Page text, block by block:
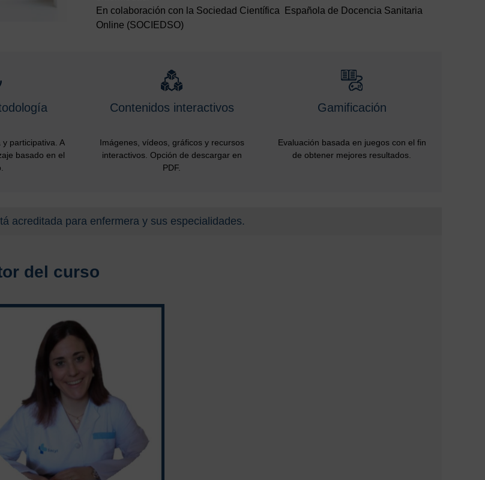
En colaboración con la Sociedad Científica Española de Docencia Sanitaria
Online (SOCIEDSO)
participativa. A
basado en el
Contenidos interactivos
Imágenes, vídeos, gráficos y recursos
interactivos. Opción de descargar en
PDF.
Gamificación
Evaluación basada en juegos con el fin
de obtener mejores resultados.
acreditada para enfermera y sus especialidades.
del curso